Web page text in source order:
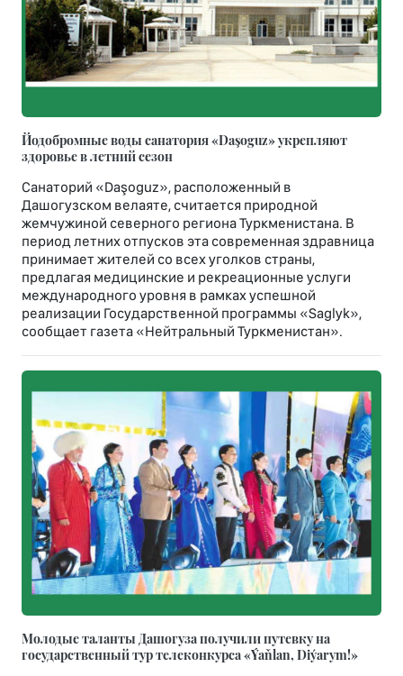
Йодобромные воды санатория «Daşoguz» укрепляют
здоровье в летний сезон
Санаторий «Daşoguz», расположенный в
Дашогузском велаяте, считается природной
жемчужиной северного региона Туркменистана. В
период летних отпусков эта современная здравница
принимает жителей со всех уголков страны,
предлагая медицинские и рекреационные услуги
международного уровня в рамках успешной
реализации Государственной программы «Saglyk»,
сообщает газета «Нейтральный Туркменистан».
Молодые таланты Дашогуза получили путевку на
государственный тур телеконкурса «Ýaňlan, Diýarym!»